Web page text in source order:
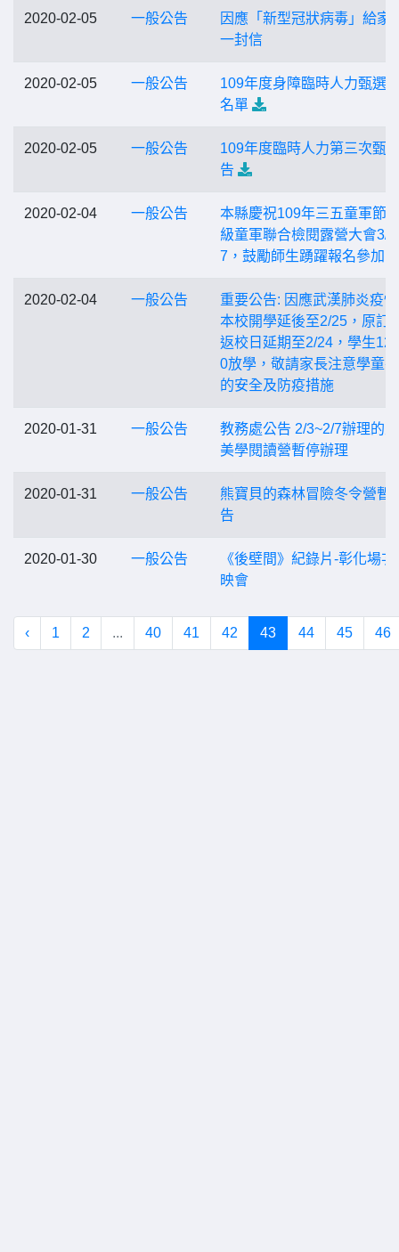
2020-02-05 一般公告
因應「新型冠狀病毒」給家
一封信
2020-02-05 一般公告
109年度身障臨時人力甄選
名單
2020-02-05 一般公告
109年度臨時人力第三次甄
告
2020-02-04 一般公告
本縣慶祝109年三五童軍節
級童軍聯合檢閱露營大會3/
7，鼓勵師生踴躍報名參加
2020-02-04 一般公告
重要公告: 因應武漢肺炎疫
本校開學延後至2/25，原訂
返校日延期至2/24，學生12
0放學，敬請家長注意學童
的安全及防疫措施
2020-01-31 一般公告
教務處公告 2/3~2/7辦理的
美學閱讀營暫停辦理
2020-01-31 一般公告
熊寶貝的森林冒險冬令營暫
告
2020-01-30 一般公告
《後壁間》紀錄片-彰化場次
映會
‹ 1 2 ... 40 41 42 43 44 45 46